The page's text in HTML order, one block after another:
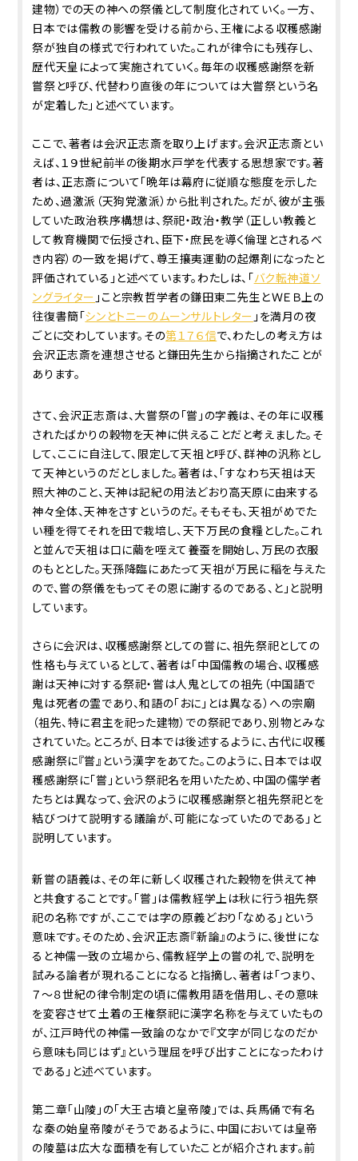
建物）での天の神への祭儀として制度化されていく。一方、
日本では儒教の影響を受ける前から、王権による収穫感謝
祭が独自の様式で行われていた。これが律令にも残存し、
歴代天皇によって実施されていく。毎年の収穫感謝祭を新
嘗祭と呼び、代替わり直後の年については大嘗祭という名
が定着した」と述べています。
ここで、著者は会沢正志斎を取り上げます。会沢正志斎とい
えば、１９世紀前半の後期水戸学を代表する思想家です。著
者は、正志斎について「晩年は幕府に従順な態度を示した
ため、過激派（天狗党激派）から批判された。だが、彼が主張
していた政治秩序構想は、祭祀・政治・教学（正しい教義と
して教育機関で伝授され、臣下・庶民を導く倫理とされるべ
き内容）の一致を掲げて、尊王攘夷運動の起爆剤になったと
評価されている」と述べています。わたしは、「バク転神道ソ
ングライター 」こと宗教哲学者の鎌田東二先生とＷＥＢ上の
往復書簡「シンとトニーのムーンサルトレター 」を満月の夜
ごとに交わしています。その第１７６信で、わたしの考え方は
会沢正志斎を連想させると鎌田先生から指摘されたことが
あります。
さて、会沢正志斎は、大嘗祭の「嘗」の字義は、その年に収穫
されたばかりの穀物を天神に供えることだと考えました。そ
して、ここに自注して、限定して天祖と呼び、群神の汎称とし
て天神というのだとしました。著者は、「すなわち天祖は天
照大神のこと、天神は記紀の用法どおり高天原に由来する
神々全体、天神をさすというのだ。そもそも、天祖がめでた
い種を得てそれを田で栽培し、天下万民の食糧とした。これ
と並んで天祖は口に繭を咥えて養蚕を開始し、万民の衣服
のもととした。天孫降臨にあたって天祖が万民に稲を与えた
ので、嘗の祭儀をもってその恩に謝するのである、と」と説明
しています。
さらに会沢は、収穫感謝祭としての嘗に、祖先祭祀としての
性格も与えているとして、著者は「中国儒教の場合、収穫感
謝は天神に対する祭祀・嘗は人鬼としての祖先（中国語で
鬼は死者の霊であり、和語の「おに」とは異なる）への宗廟
（祖先、特に君主を祀った建物）での祭祀であり、別物とみな
されていた。ところが、日本では後述するように、古代に収穫
感謝祭に『嘗』という漢字をあてた。このように、日本では収
穫感謝祭に「嘗」という祭祀名を用いたため、中国の儒学者
たちとは異なって、会沢のように収穫感謝祭と祖先祭祀とを
結びつけて説明する議論が、可能になっていたのである」と
説明しています。
新嘗の語義は、その年に新しく収穫された穀物を供えて神
と共食することです。「嘗」は儒教経学上は秋に行う祖先祭
祀の名称ですが、ここでは字の原義どおり「なめる」という
意味です。そのため、会沢正志斎『新論』のように、後世にな
ると神儒一致の立場から、儒教経学上の嘗の礼で、説明を
試みる論者が現れることになると指摘し、著者は「つまり、
７～８世紀の律令制定の頃に儒教用語を借用し、その意味
を変容させて土着の王権祭祀に漢字名称を与えていたもの
が、江戸時代の神儒一致論のなかで『文字が同じなのだか
ら意味も同じはず』という理屈を呼び出すことになったわけ
である」と述べています。
第二章「山陵」の「大王古墳と皇帝陵」では、兵馬俑で有名
な秦の始皇帝陵がそうであるように、中国においては皇帝
の陵墓は広大な面積を有していたことが紹介されます。前